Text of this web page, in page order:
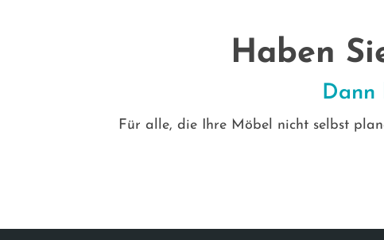
Haben
Dann
Für alle, die Ihre Möbel nicht selbst